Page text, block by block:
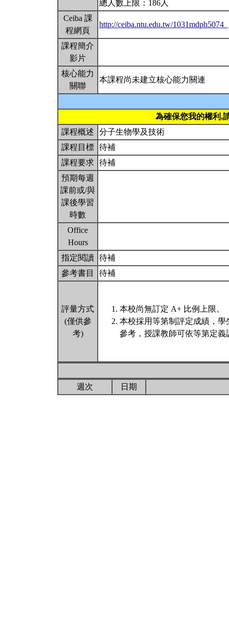
總人數上限：186人
Ceiba 課
程網頁
http://ceiba.ntu.edu.tw/1031mdph5074_
課程簡介
影片
核心能力
關聯
本課程尚未建立核心能力關連
為確保您我的權利,
課程概述
分子生物學及技術
課程目標 待補
課程要求 待補
預期每週
課前或/與
課後學習
時數
Office
Hours
指定閱讀 待補
參考書目
待補
評量方式
(僅供參
考)
本校尚無訂定 A+ 比例上限。
本校採用等第制評定成績，
參考，授課教師可依等第定
週次 日期